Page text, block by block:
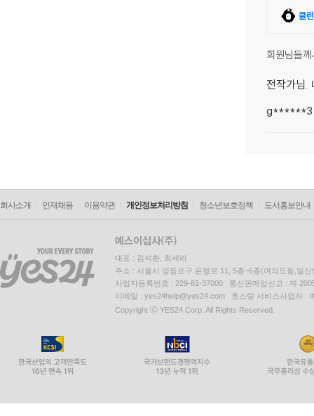
클
회원님들
전작가님.
g******3
회사소개 인재채용 이용약관 개인정보처리방침 청소년보호정책 도서홍보안내
대표 : 김석환, 최세라
주소 : 서울시 영등포구 은행로 11, 5층~6층(여의도동,일신
사업자등록번호 : 229-81-37000 통신판매업신고 : 제
이메일 : yes24help@yes24.com 호스팅 서비스사업자 :
Copyright ⓒ YES24 Corp. All Rights Reserved.